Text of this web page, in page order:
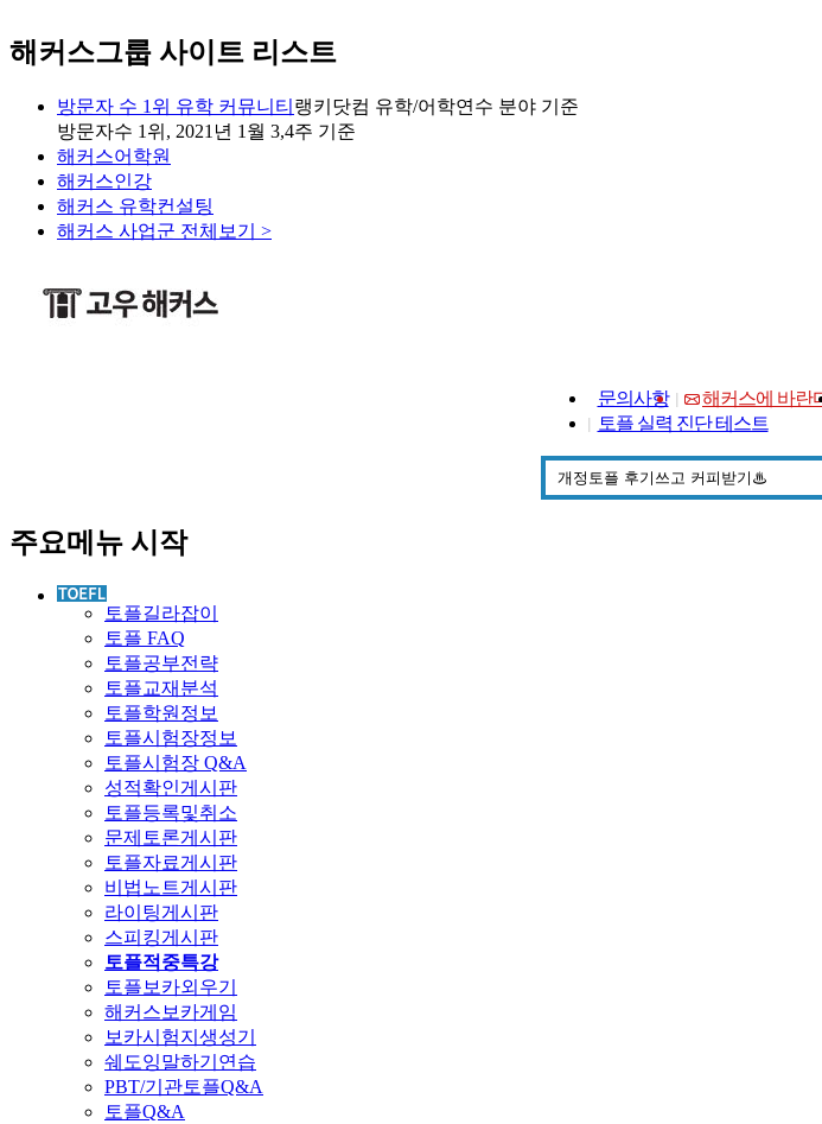
해커스그룹 사이트 리스트
방문자 수 1위 유학 커뮤니티 랭키닷컴 유학/어학연수 분야 기준
방문자수 1위, 2021년 1월 3,4주 기준
해커스어학원
해커스인강
해커스 유학컨설팅
해커스 사업군 전체보기 >
문의사항 해커스에 바란
토플 실력 진단 테스트
주요메뉴 시작
토플길라잡이
토플 FAQ
토플공부전략
토플교재분석
토플학원정보
토플시험장정보
토플시험장 Q&A
성적확인게시판
토플등록및취소
문제토론게시판
토플자료게시판
비법노트게시판
라이팅게시판
스피킹게시판
토플적중특강
토플보카외우기
해커스보카게임
보카시험지생성기
쉐도잉말하기연습
PBT/기관토플Q&A
토플Q&A